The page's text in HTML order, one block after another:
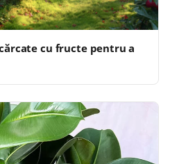
cu fructe pentru a